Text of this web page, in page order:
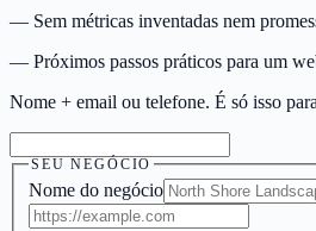
— Sem métricas inventadas nem
— Próximos passos práticos para um
Nome + email ou telefone. É só isso
SEU NEGÓCIO
Nome do negócio